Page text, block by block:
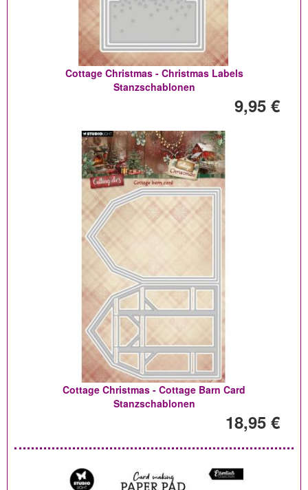
Cottage Christmas - Christmas Labels
Stanzschablonen
9,95 €
Cottage Christmas - Cottage Barn Card
Stanzschablonen
18,95 €